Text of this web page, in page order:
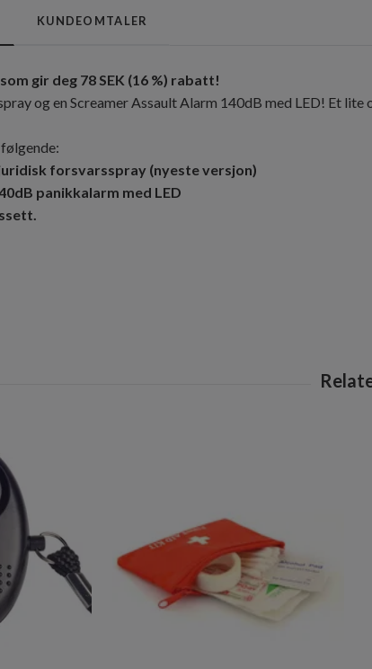
KUNDEOMTALER
gir deg 78 SEK (16 %) rabatt!
og en Screamer Assault Alarm 140dB med LED! Et
forsvarsspray (nyeste versjon)
panikkalarm med LED